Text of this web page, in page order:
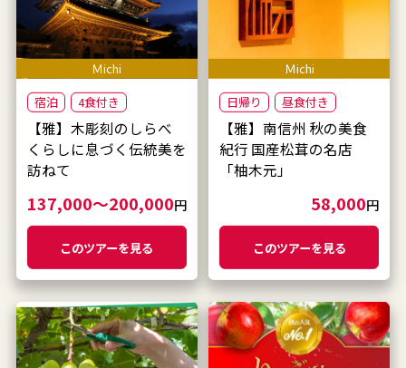
Ｍichi
宿泊
4食付き
【雅】木彫刻のしらべ
くらしに息づく伝統美を
訪ねて
137,000～200,000円
このツアーを見る
Ｍichi
日帰り
昼食付き
【雅】南信州 秋の美食
紀行 国産松茸の名店
「柚木元」
58,000円
このツアーを見る